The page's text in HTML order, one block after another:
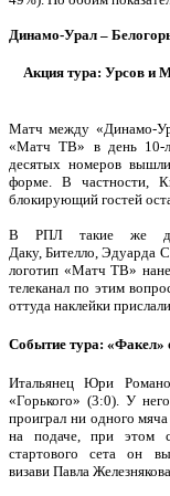
Динамо-Урал –
Акция тура: Урсов и
Матч между «Динамо-
«Матч ТВ» в день 10-
десятых номеров
форме. В частности,
блокирующий гостей
В РПЛ такие же
Даку, Бителло, Эдуарда
логотип «Матч ТВ»
телеканал по этим
оттуда наклейки
Событие тура: «Факел»
Итальянец Юри
«Горького» (3:0). У
проиграл ни одного
на подаче, при этом
стартового сета он
визави Павла